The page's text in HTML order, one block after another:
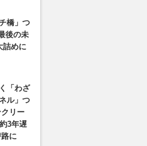
橋」つ
後の未
詰めに
「わざ
ル」つ
リー
3年遅
に